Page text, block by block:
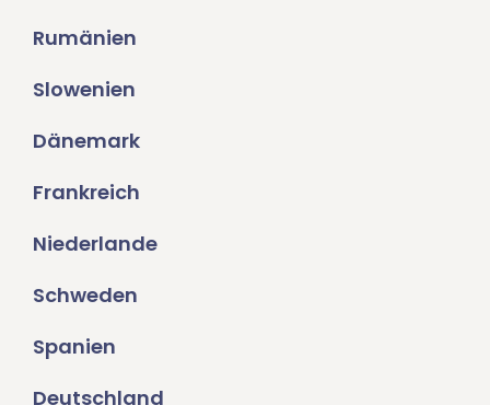
Rumänien
Slowenien
Dänemark
Frankreich
Niederlande
Schweden
Spanien
Deutschland